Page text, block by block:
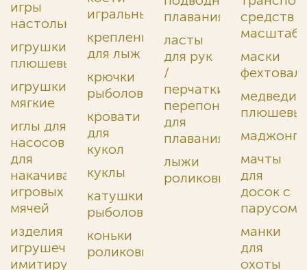
игры
настольные
игрушки
плюшевые
игрушки
мягкие
иглы для
насосов
для
накачивания
игровых
мячей
изделия
игрушечные,
имитирующие
игральные
крепления
для лыж
крючки
рыболовные
кровати
для
кукол
куклы
катушки
рыболовные
коньки
роликовые
плавания
ласты
для рук
/
перчатки
перепончатые
для
плавания
лыжи
роликовые
средств
маски
медведи
маджонг
мачты
для
досок с
парусом
манки
для
охоты